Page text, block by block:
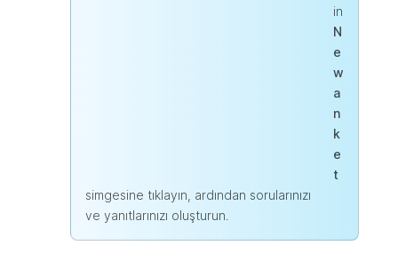
in
N
e
w
a
n
k
e
t
simgesine tıklayın, ardından sorularınızı
ve yanıtlarınızı oluşturun.